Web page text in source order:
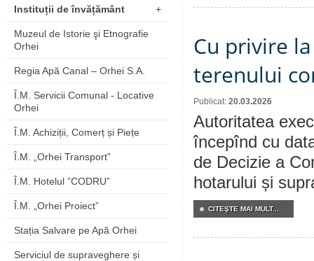
Instituții de învățământ +
Muzeul de Istorie şi Etnografie
Orhei
Regia Apă Canal – Orhei S.A.
Î.M. Servicii Comunal - Locative
Orhei
Î.M. Achiziții, Comerț și Piețe
Î.M. „Orhei Transport”
Î.M. Hotelul ”CODRU”
Î.M. „Orhei Proiect”
Stația Salvare pe Apă Orhei
Serviciul de supraveghere și
Cu privire
terenului
Publicat: 20.03.2026
Autoritatea
începînd cu
de Decizie a
hotarului și
CITEŞTE MAI MULT...